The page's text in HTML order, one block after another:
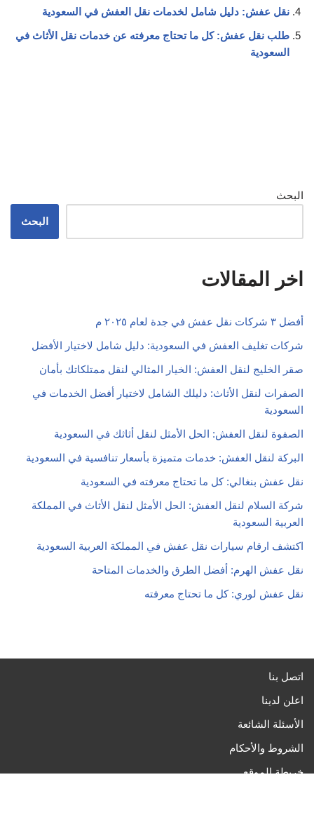
نقل عفش: دليل شامل لخدمات نقل العفش في السعودية
طلب نقل عفش: كل ما تحتاج معرفته عن خدمات نقل الأثاث في
السعودية
البحث
البحث
اخر المقالات
أفضل ٣ شركات نقل عفش في جدة لعام ٢٠٢٥ م
شركات تغليف العفش في السعودية: دليل شامل لاختيار الأفضل
صقر الخليج لنقل العفش: الخيار المثالي لنقل ممتلكاتك بأمان
الصفرات لنقل الأثاث: دليلك الشامل لاختيار أفضل الخدمات في
السعودية
الصفوة لنقل العفش: الحل الأمثل لنقل أثاثك في السعودية
البركة لنقل العفش: خدمات متميزة بأسعار تنافسية في السعودية
نقل عفش بنغالي: كل ما تحتاج معرفته في السعودية
شركة السلام لنقل العفش: الحل الأمثل لنقل الأثاث في المملكة
العربية السعودية
اكتشف ارقام سيارات نقل عفش في المملكة العربية السعودية
نقل عفش الهرم: أفضل الطرق والخدمات المتاحة
نقل عفش لوري: كل ما تحتاج معرفته
اتصل بنا
اعلن لدينا
الأسئلة الشائعة
الشروط والأحكام
خريطة الموقع